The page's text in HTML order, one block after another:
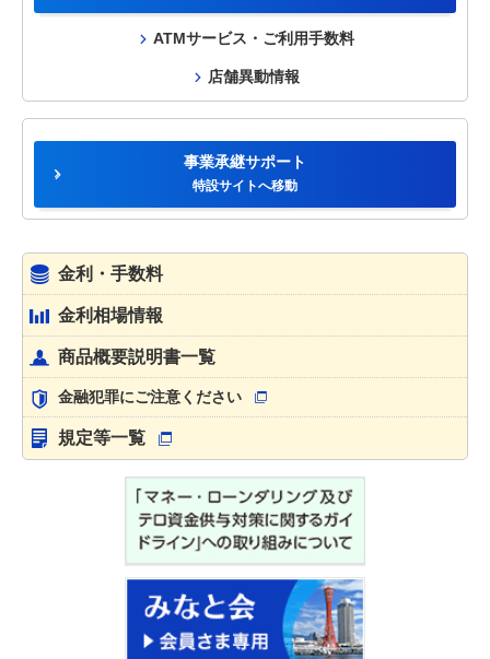
ATMサービス・ご利用手数料
店舗異動情報
事業承継サポート
特設サイトへ移動
金利・手数料
金利相場情報
商品概要説明書一覧
金融犯罪にご注意ください
規定等一覧